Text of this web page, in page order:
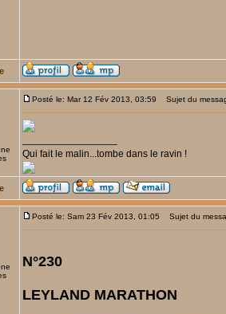
Posté le: Mar 12 Fév 2013, 03:59 Sujet du
Qui fait le malin...tombe dans le ravin !
Posté le: Sam 23 Fév 2013, 01:05 Sujet du
N°230
LEYLAND MARATHON